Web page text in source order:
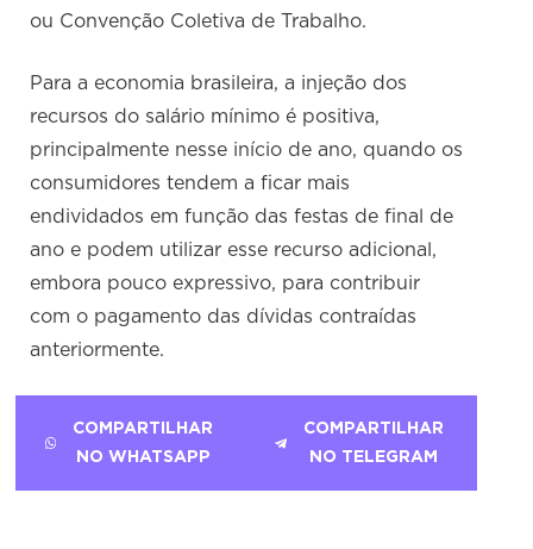
ou Convenção Coletiva de Trabalho.
Para a economia brasileira, a injeção dos
recursos do salário mínimo é positiva,
principalmente nesse início de ano, quando os
consumidores tendem a ficar mais
endividados em função das festas de final de
ano e podem utilizar esse recurso adicional,
embora pouco expressivo, para contribuir
com o pagamento das dívidas contraídas
anteriormente.
COMPARTILHAR
NO WHATSAPP
COMPARTILHAR
NO TELEGRAM